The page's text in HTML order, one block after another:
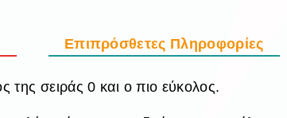
Επιπρόσθετες Πληροφορίες
σειράς 0 και ο πιο εύκολος.